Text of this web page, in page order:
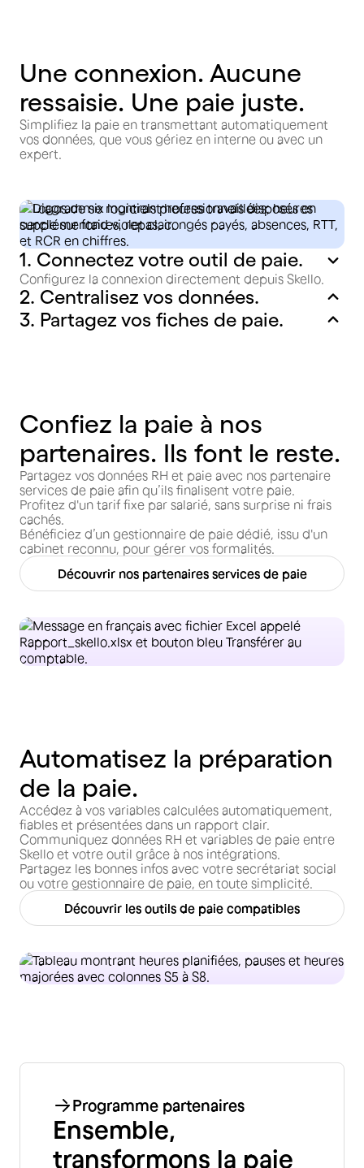
Une connexion. Aucune
ressaisie. Une paie juste.
Simplifiez la paie en transmettant automatiquement
vos données, que vous gériez en interne ou avec un
expert.
1. Connectez votre outil de paie.
Configurez la connexion directement depuis Skello.
2. Centralisez vos données.
3. Partagez vos fiches de paie.
Confiez la paie à nos
partenaires. Ils font le reste.
Partagez vos données RH et paie avec nos partenaire
services de paie afin qu’ils finalisent votre paie.
Profitez d'un tarif fixe par salarié, sans surprise ni frais
cachés.
Bénéficiez d’un gestionnaire de paie dédié, issu d'un
cabinet reconnu, pour gérer vos formalités.
Découvrir nos partenaires services de paie
Automatisez la préparation
de la paie.
Accédez à vos variables calculées automatiquement,
fiables et présentées dans un rapport clair.
Communiquez données RH et variables de paie entre
Skello et votre outil grâce à nos intégrations.
Partagez les bonnes infos avec votre secrétariat social
ou votre gestionnaire de paie, en toute simplicité.
Découvrir les outils de paie compatibles
Programme partenaires
Ensemble,
transformons la paie